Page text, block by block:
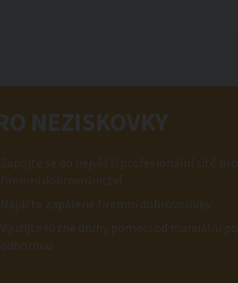
NEZISKOVKY
Zapojte se do největší profesionální sítě pro
firemní dobrovolnictví
Najděte zapálené firemní dobrovolníky
Využijte různé druhy pomoci od manuální po
odbornou